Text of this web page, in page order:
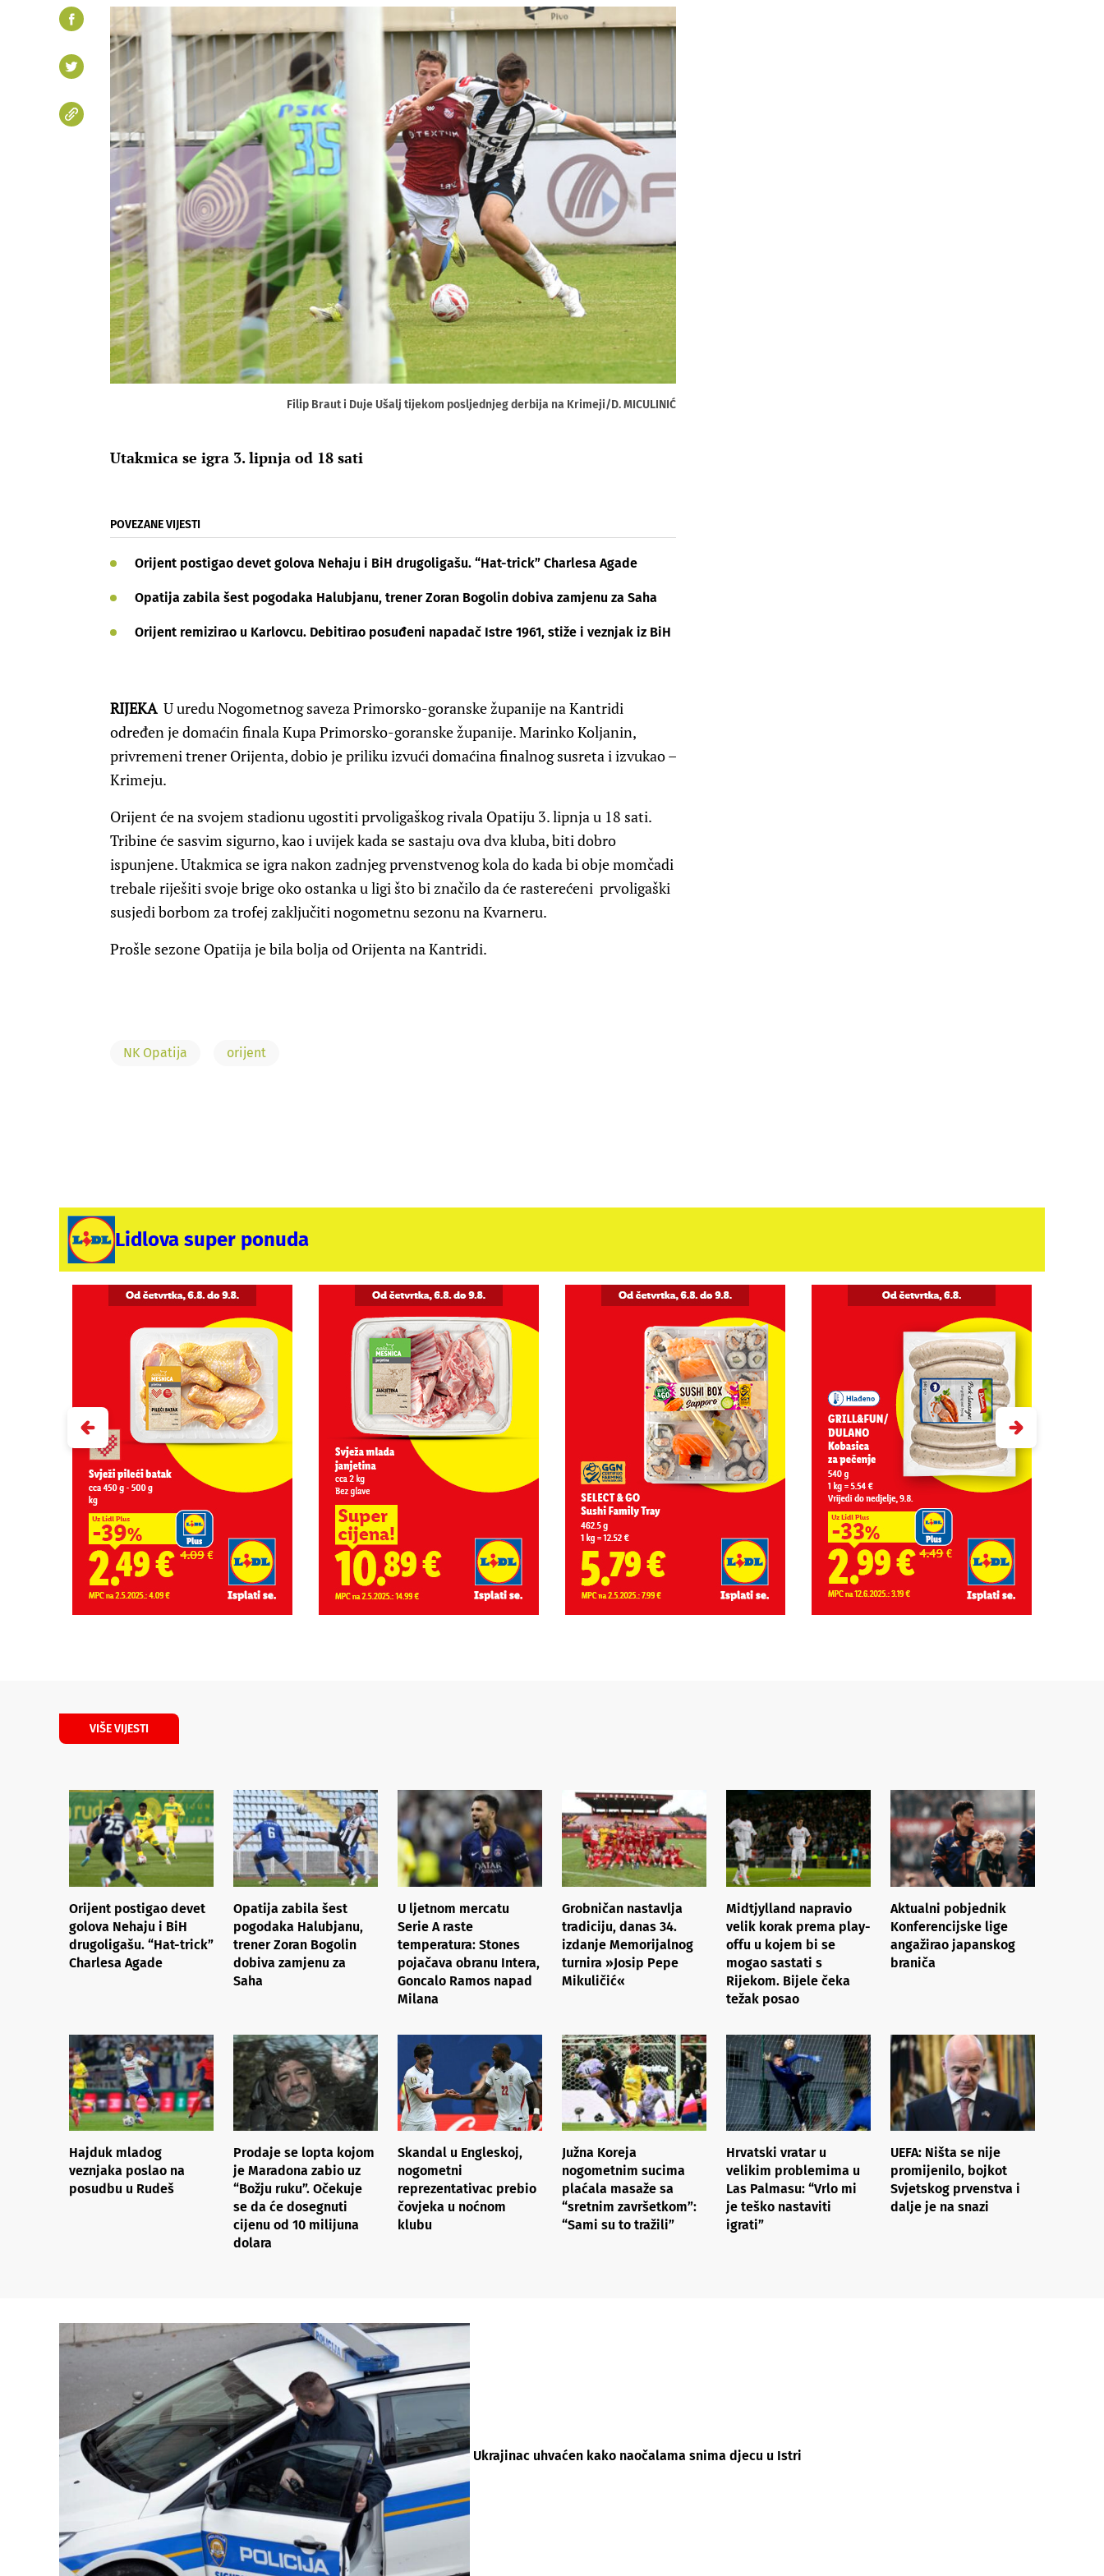
Filip Braut i Duje Ušalj tijekom posljednjeg derbija na Krimeji/D. MICULINIĆ
Utakmica se igra 3. lipnja od 18 sati
POVEZANE VIJESTI
Orijent postigao devet golova Nehaju i BiH drugoligašu. “Hat-trick” Charlesa Agade
Opatija zabila šest pogodaka Halubjanu, trener Zoran Bogolin dobiva zamjenu za Saha
Orijent remizirao u Karlovcu. Debitirao posuđeni napadač Istre 1961, stiže i veznjak iz BiH
RIJEKA U uredu Nogometnog saveza Primorsko-goranske županije na Kantridi
određen je domaćin finala Kupa Primorsko-goranske županije. Marinko Koljanin,
privremeni trener Orijenta, dobio je priliku izvući domaćina finalnog susreta i izvukao –
Krimeju.
Orijent će na svojem stadionu ugostiti prvoligaškog rivala Opatiju 3. lipnja u 18 sati.
Tribine će sasvim sigurno, kao i uvijek kada se sastaju ova dva kluba, biti dobro
ispunjene. Utakmica se igra nakon zadnjeg prvenstvenog kola do kada bi obje momčadi
trebale riješiti svoje brige oko ostanka u ligi što bi značilo da će rasterećeni prvoligaški
susjedi borbom za trofej zaključiti nogometnu sezonu na Kvarneru.
Prošle sezone Opatija je bila bolja od Orijenta na Kantridi.
NK Opatija orijent
Lidlova super ponuda
VIŠE VIJESTI
Orijent postigao devet
golova Nehaju i BiH
drugoligašu. “Hat-trick”
Charlesa Agade
Opatija zabila šest
pogodaka Halubjanu,
trener Zoran Bogolin
dobiva zamjenu za
Saha
U ljetnom mercatu
Serie A raste
temperatura: Stones
pojačava obranu Intera,
Goncalo Ramos napad
Milana
Grobničan nastavlja
tradiciju, danas 34.
izdanje Memorijalnog
turnira »Josip Pepe
Mikuličić«
Midtjylland napravio
velik korak prema play-
offu u kojem bi se
mogao sastati s
Rijekom. Bijele čeka
težak posao
Aktualni pobjednik
Konferencijske lige
angažirao japanskog
braniča
Hajduk mladog
veznjaka poslao na
posudbu u Rudeš
Prodaje se lopta kojom
je Maradona zabio uz
“Božju ruku”. Očekuje
se da će dosegnuti
cijenu od 10 milijuna
dolara
Skandal u Engleskoj,
nogometni
reprezentativac prebio
čovjeka u noćnom
klubu
Južna Koreja
nogometnim sucima
plaćala masaže sa
“sretnim završetkom”:
“Sami su to tražili”
Hrvatski vratar u
velikim problemima u
Las Palmasu: “Vrlo mi
je teško nastaviti
igrati”
UEFA: Ništa se nije
promijenilo, bojkot
Svjetskog prvenstva i
dalje je na snazi
Ukrajinac uhvaćen kako naočalama snima djecu u Istri